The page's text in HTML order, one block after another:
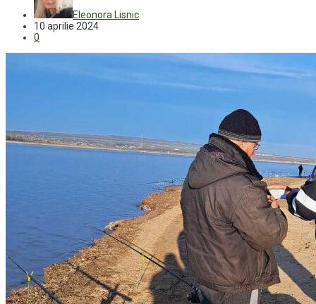
Eleonora Lisnic
10 aprilie 2024
0